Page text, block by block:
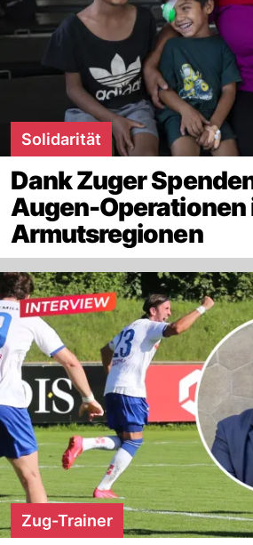
Solidarität
Dank Zuger
Augen-Operationen
Armutsregionen
Zug-Trainer